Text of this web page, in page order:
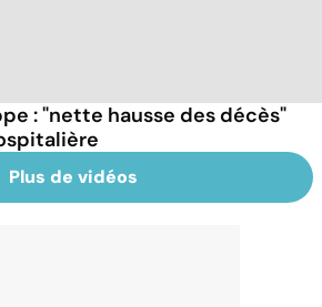
: "nette hausse des décès"
Plus de vidéos